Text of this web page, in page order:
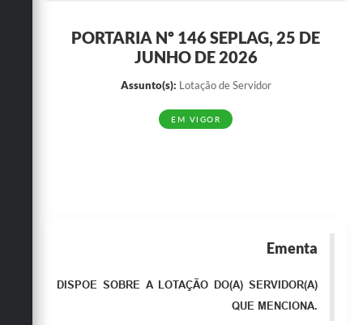
LegislaçãoPORTARIA Nº 146 SEPLAG, 25 DE
JUNHO DE 2026
Assunto(s): Lotação de Servidor
EM VIGOR
Ementa
DISPOE SOBRE A LOTAÇÃO DO(A) SERVIDOR(A)
QUE MENCIONA.